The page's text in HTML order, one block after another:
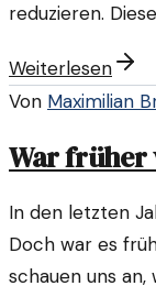
reduzieren.
Weiterlesen
Von Maximilian
War früher
In den letzten
Doch war es
schauen uns an,